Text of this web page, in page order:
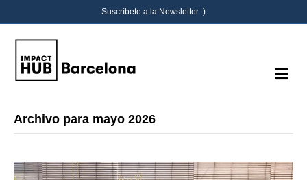
Suscríbete a la Newsletter :)
M
e
Archivo para mayo 2026